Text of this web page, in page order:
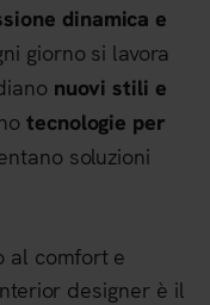
dinamica e
giorno si lavora
nuovi stili e
tecnologie per
soluzioni
al comfort e
designer è il